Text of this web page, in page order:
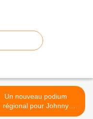
Un nouveau podium
régional pour Johnny
Wargnier >